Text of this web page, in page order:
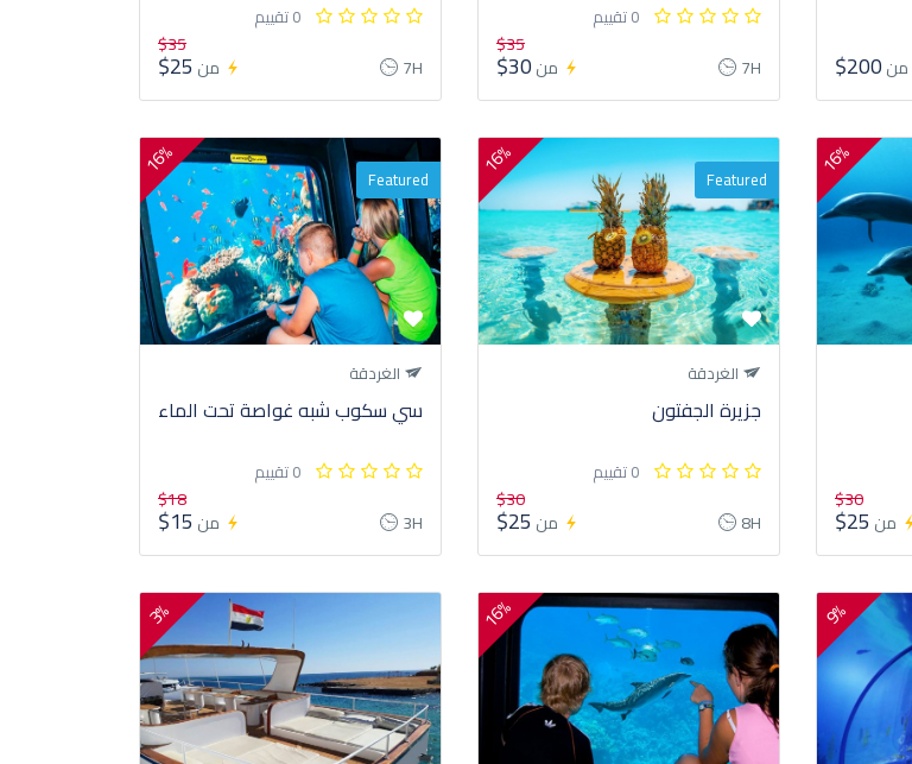
من$200
0 تقييم
7H من
$35
$30
0 تقييم
7H من
$35
$25
16%
من
$30
$25
Featured
16%
الغردقة
جزيرة الجفتون
0 تقييم
8H من
$30
$25
Featured
16%
الغردقة
سي سكوب شبه غواصة تحت الماء
0 تقييم
3H من
$18
$15
9%
16%
3%